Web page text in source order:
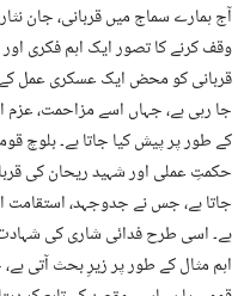
آج ہمارے سماج میں قربانی، جان
وقف کرنے کا تصور ایک اہم فکری
قربانی کو محض ایک عسکری عمل کے
جا رہی ہے، جہاں اسے مزاحمت،
کے طور پر پیش کیا جاتا ہے۔ بلوچ
حکمتِ عملی اور شہید ریحان کی
جاتا ہے، جس نے جدوجہد، استقامت
ہے۔ اسی طرح فدائی شاری کی
اہم مثال کے طور پر زیرِ بحث آتی